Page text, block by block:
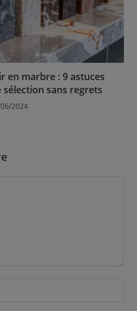
en marbre : 9 astuces
sans regrets
2024